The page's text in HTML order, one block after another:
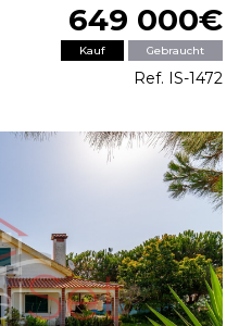
649 000€
Kauf Gebraucht
Ref. IS-1472